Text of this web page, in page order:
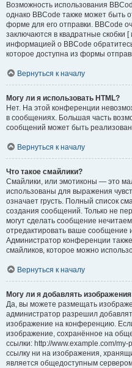
Возможность использования
однако BBCode также может быть
форме для его отправки. BBCode
заключаются в квадратные скобки
информацией о BBCode
которое доступна из формы
Вернуться к началу
Могу ли я использовать HTML?
Нет. На этой конференции
в сообщениях. Большая часть
сообщений может быть
Вернуться к началу
Что такое смайлики?
Смайлики, или эмотиконы — это
использованы для выражения
означает грусть. Полный список
создания сообщений. Только не
могут сделать сообщение
отредактировать ваше сообщение
Администратор конференции
смайликов, которое можно
Вернуться к началу
Могу ли я добавлять
Да, вы можете размещать
администратор разрешил
изображение на конференцию.
изображение, сохранённое на
ссылки: http://www.example.com/
ссылку ни на изображения,
является общедоступным